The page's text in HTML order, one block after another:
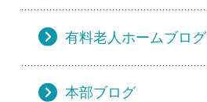
有料老人ホームブログ
本部ブログ